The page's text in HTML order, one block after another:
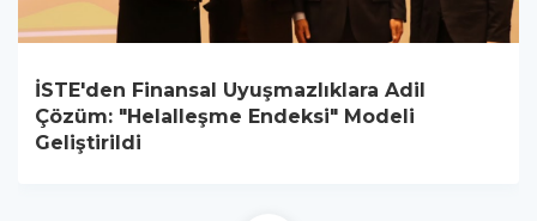
İSTE'den Finansal Uyuşmazlıklara Adil
Çözüm: "Helalleşme Endeksi" Modeli
Geliştirildi